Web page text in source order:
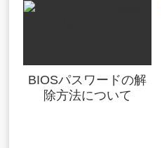
BIOSパスワードの解
除方法について